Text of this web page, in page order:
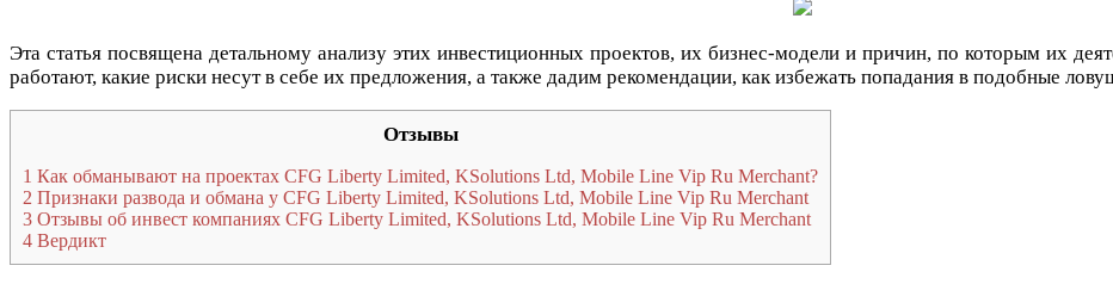
Эта статья посвящена детальному анализу этих инвестиционных проектов, их бизнес-модели и причин, по которым их
работают, какие риски несут в себе их предложения, а также дадим рекомендации, как избежать попадания в подобные
Отзывы
1 Как обманывают на проектах CFG Liberty Limited, KSolutions Ltd, Mobile Line Vip Ru Merchant?
2 Признаки развода и обмана у CFG Liberty Limited, KSolutions Ltd, Mobile Line Vip Ru Merchant
3 Отзывы об инвест компаниях CFG Liberty Limited, KSolutions Ltd, Mobile Line Vip Ru Merchant
4 Вердикт